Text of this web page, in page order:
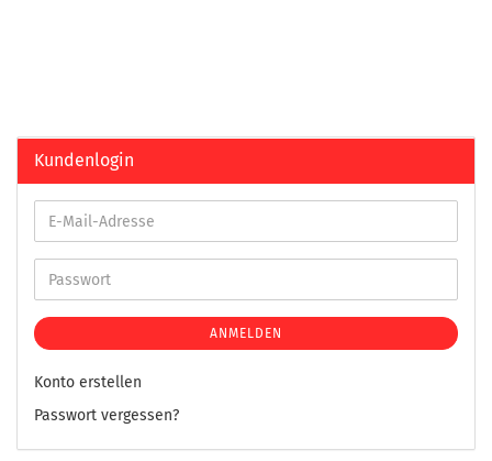
Kundenlogin
ANMELDEN
Konto erstellen
Passwort vergessen?